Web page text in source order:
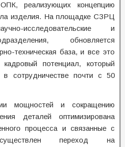
ОПК, реализующих концепцию
изделия. На площадке СЗРЦ
исследовательские и
обновляется
техническая база, и все это
потенциал, который
в сотрудничестве почти с 50
мощностей и сокращению
деталей оптимизирована
процесса и связанные с
переход на